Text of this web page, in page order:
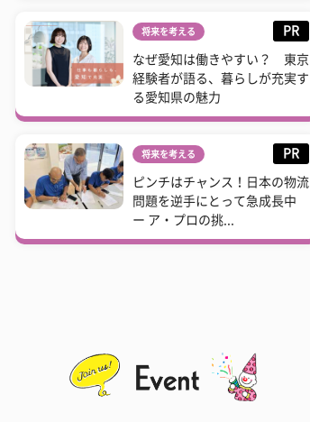
将来を考える PR
なぜ愛知は働きやすい？ 東京
経験者が語る、暮らしが充実す
る愛知県の魅力
将来を考える PR
ピンチはチャンス！日本の物流
問題を逆手にとって急成長中
ー ア・プロの挑...